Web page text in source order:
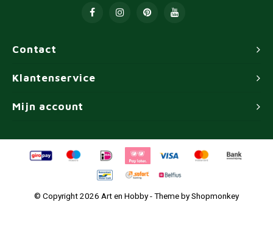
Contact
Klantenservice
Mijn account
© Copyright 2026 Art en Hobby - Theme byShopmonkey